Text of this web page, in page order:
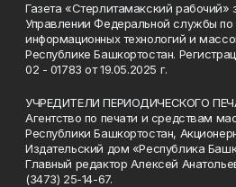
Газета «Стерлитамакский рабочий»
Управлении Федеральной службы по
информационных технологий и
Республике Башкортостан.
02 - 01783 от 19.05.2025 г.
УЧРЕДИТЕЛИ ПЕРИОДИЧЕСКОГО
Агентство по печати и средствам
Республики Башкортостан,
Издательский дом «Республика
Главный редактор Алексей
(3473) 25-14-67.